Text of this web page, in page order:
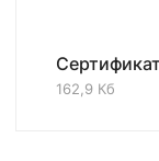
162,9 Кб